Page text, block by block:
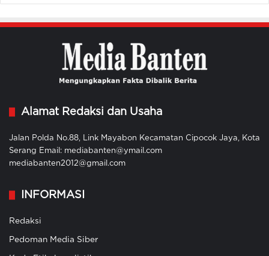
Alamat Redaksi dan Usaha
Jalan Polda No.88, Link Mayabon Kecamatan Cipocok Jaya, Kota
Serang Email: mediabanten@ymail.com
mediabanten2012@gmail.com
INFORMASI
Redaksi
Pedoman Media Siber